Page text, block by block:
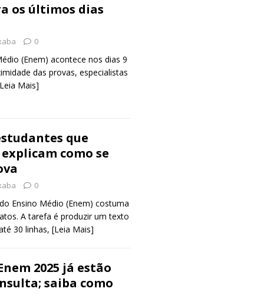
os últimos dias
0
(Enem) acontece nos dias 9
das provas, especialistas
Mais]
que
como se
0
Ensino Médio (Enem) costuma
A tarefa é produzir um texto
30 linhas, [Leia Mais]
2025 já estão
saiba como